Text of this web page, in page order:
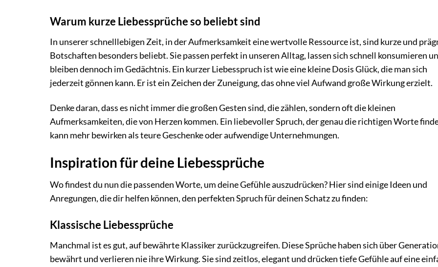
Warum kurze Liebessprüche so beliebt sind
In unserer schnelllebigen Zeit, in der Aufmerksamkeit eine wertvolle Ressource ist, sind kurze und
Botschaften besonders beliebt. Sie passen perfekt in unseren Alltag, lassen sich schnell konsumieren
bleiben dennoch im Gedächtnis. Ein kurzer Liebesspruch ist wie eine kleine Dosis Glück, die man sich
jederzeit gönnen kann. Er ist ein Zeichen der Zuneigung, das ohne viel Aufwand große Wirkung erzielt.
Denke daran, dass es nicht immer die großen Gesten sind, die zählen, sondern oft die kleinen
Aufmerksamkeiten, die von Herzen kommen. Ein liebevoller Spruch, der genau die richtigen Worte
kann mehr bewirken als teure Geschenke oder aufwendige Unternehmungen.
Inspiration für deine Liebessprüche
Wo findest du nun die passenden Worte, um deine Gefühle auszudrücken? Hier sind einige Ideen und
Anregungen, die dir helfen können, den perfekten Spruch für deinen Schatz zu finden:
Klassische Liebessprüche
Manchmal ist es gut, auf bewährte Klassiker zurückzugreifen. Diese Sprüche haben sich über
bewährt und verlieren nie ihre Wirkung. Sie sind zeitlos, elegant und drücken tiefe Gefühle auf eine